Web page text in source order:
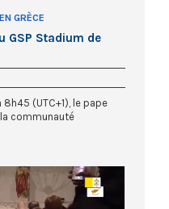
GRÈCE
GSP Stadium de
(UTC+1), le pape
communauté